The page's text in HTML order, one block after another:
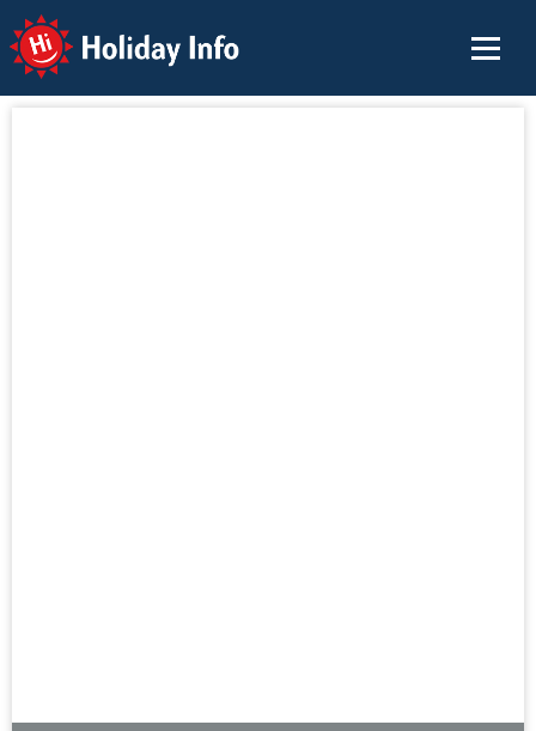
Holiday Info